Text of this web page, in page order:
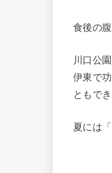
食後の
川口公
伊東で
ともで
夏には